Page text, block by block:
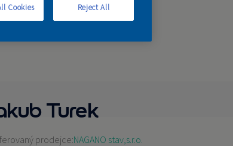
Turek
prodejce:NAGANO stav,s.r.o.
Reject All
Cookies